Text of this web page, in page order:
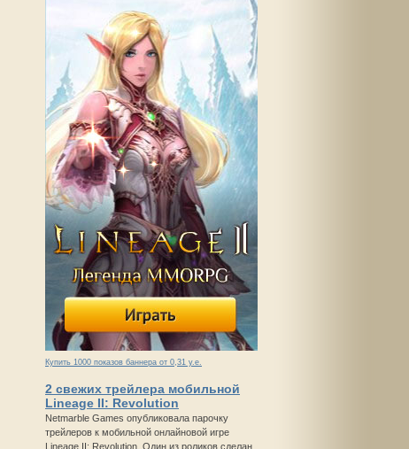
Купить 1000 показов баннера от 0,31 у.е.
2 свежих трейлера мобильной
Lineage II: Revolution
Netmarble Games опубликовала парочку
трейлеров к мобильной онлайновой игре
Lineage II: Revolution. Один из роликов сделан